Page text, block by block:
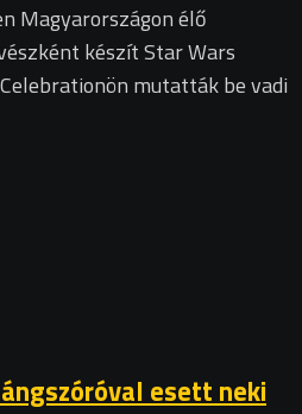
Magyarországon élő
készít Star Wars
mutatták be vadi
esett neki